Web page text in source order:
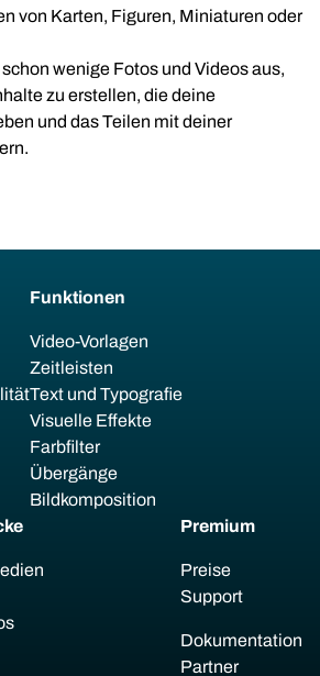
von Karten, Figuren, Miniaturen oder
wenige Fotos und Videos aus,
zu erstellen, die deine
und das Teilen mit deiner
Funktionen
Video-Vorlagen
Zeitleisten
Text und Typografie
Visuelle Effekte
Farbfilter
Übergänge
Bildkomposition
Premium
Preise
Support
Dokumentation
Partner